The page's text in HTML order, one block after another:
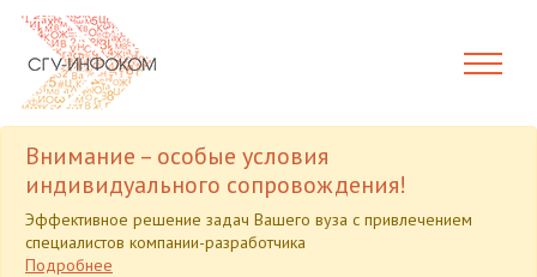
Внимание – особые условия
индивидуального сопровождения!
Эффективное решение задач Вашего вуза с привлечением
специалистов компании-разработчика
Подробнее